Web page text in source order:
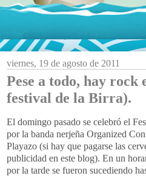
viernes, 19 de agosto de 2011
Pese a todo, hay rock
festival de la Birra).
El domingo pasado se celebró el
por la banda nerjeña Organized
Playazo (si hay que pagarse las
publicidad en este blog). En un
por la tarde se fueron sucediendo